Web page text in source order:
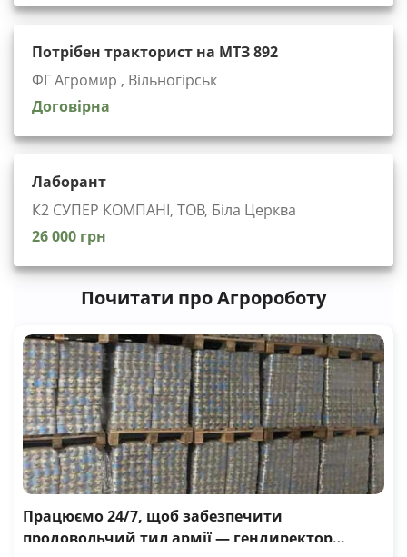
Потрібен тракторист на МТЗ 892
ФГ Агромир , Вільногірськ
Договірна
Лаборант
К2 СУПЕР КОМПАНІ, ТОВ, Біла Церква
26 000 грн
Почитати про Агророботу
Працюємо 24/7, щоб забезпечити
продовольчий тил армії — гендиректор